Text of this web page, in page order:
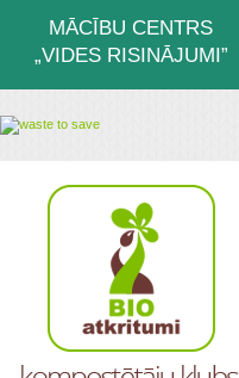
MĀCĪBU CENTRS
„VIDES RISINĀJUMI”